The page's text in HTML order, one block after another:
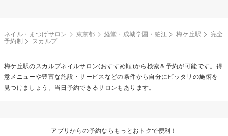
ネイル・まつげサロン 東京都 経堂・成城学園・狛江 梅ケ丘駅
完全
予約制
スカルプ
梅ケ丘駅の スカルプネイルサロン(おすすめ順)から検索＆予約が可能です。得
意メニューや豊富な施設・サービスなどの条件から自分にピッタリの施術を
見つけましょう。当日予約できるサロンもあります。
アプリからの予約ならもっとおトクで便利！